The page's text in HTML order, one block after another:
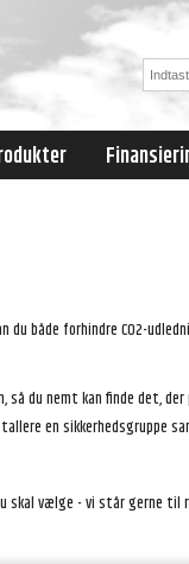
både forhindre CO2-
du nemt kan finde det,
en sikkerhedsgruppe
vælge - vi står gerne til